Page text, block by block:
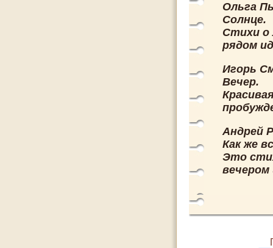
Ольга
Солнце.
Стихи о
рядом
Игорь
Вечер.
Андрей
Как же
Это
вечером